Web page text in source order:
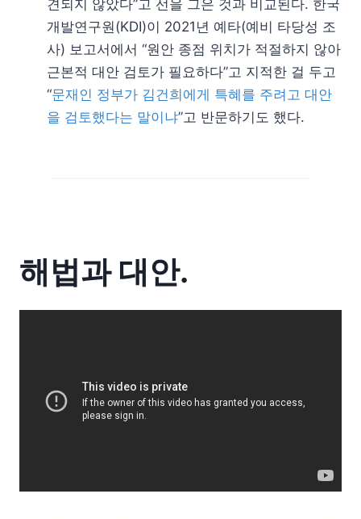
견되지 않았다”고 선을 그은 것과 비교된다. 한국
개발연구원(KDI)이 2021년 예타(예비 타당성 조
사) 보고서에서 “원안 종점 위치가 적절하지 않아
근본적 대안 검토가 필요하다”고 지적한 걸 두고
“문재인 정부가 김건희에게 특혜를 주려고 대안
을 검토했다는 말이냐”고 반문하기도 했다.
해법과 대안.